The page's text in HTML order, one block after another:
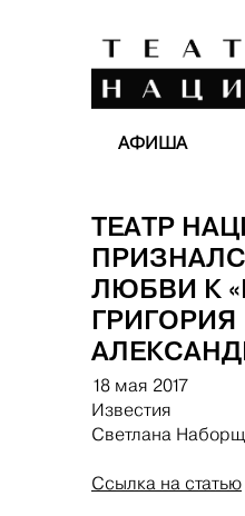
АФИША
ТЕАТР
ЛЮБВИ К
ГРИГОРИЯ
18 мая 2017
Известия
Светлана
Ссылка на статью